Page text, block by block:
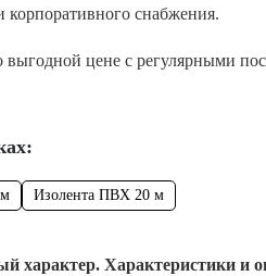
корпоративного снабжения.
цене с регулярными
Изолента ПВХ 20 м
характер. Характеристики и